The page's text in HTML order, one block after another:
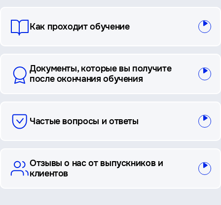
вопросы
Как проходит обучение
Документы, которые вы получите
после окончания обучения
Частые вопросы и ответы
Отзывы о нас от выпускников и
клиентов